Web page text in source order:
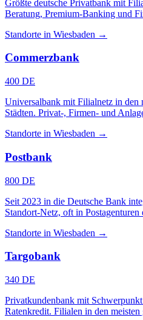
Größte deutsche Privatbank mit
Beratung, Premium-Banking und
Standorte in Wiesbaden →
Commerzbank
400 DE
Universalbank mit Filialnetz in den
Städten. Privat-, Firmen- und
Standorte in Wiesbaden →
Postbank
800 DE
Seit 2023 in die Deutsche Bank
Standort-Netz, oft in Postagenturen
Standorte in Wiesbaden →
Targobank
340 DE
Privatkundenbank mit
Ratenkredit. Filialen in den meisten